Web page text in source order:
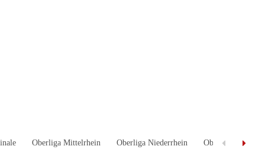
Oberliga Mittelrhein Oberliga Niederrhein Oberliga